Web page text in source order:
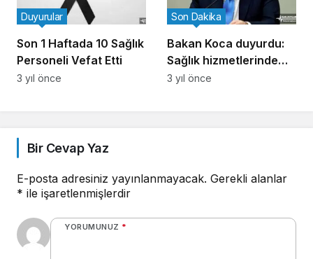
Son 1 Haftada 10 Sağlık
Personeli Vefat Etti
Duyurular
3 yıl önce
Bakan Koca duyurdu:
Sağlık hizmetlerinde
örtülü veya açık reklam
Son Dakika
3 yıl önce
Bir Cevap Yaz
E-posta adresiniz yayınlanmayacak. Gerekli alanlar
* ile işaretlenmişlerdir
YORUMUNUZ *